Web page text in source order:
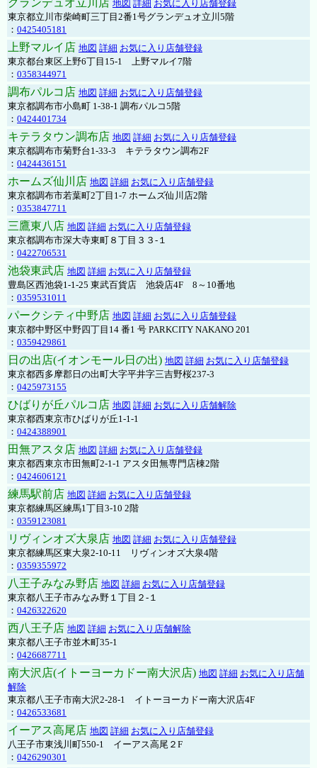
グランデュオ立川店 地図 詳細 お気に入り店舗登録
東京都立川市柴崎町三丁目2番1号グランデュオ立川5階
： 0425405181
上野マルイ店 地図 詳細 お気に入り店舗登録
東京都台東区上野6丁目15-1 上野マルイ7階
： 0358344971
調布パルコ店 地図 詳細 お気に入り店舗登録
東京都調布市小島町 1-38-1 調布パルコ5階
： 0424401734
キテラタウン調布店 地図 詳細 お気に入り店舗登録
東京都調布市菊野台1-33-3 キテラタウン調布2F
： 0424436151
ホームズ仙川店 地図 詳細 お気に入り店舗登録
東京都調布市若葉町2丁目1-7 ホームズ仙川店2階
： 0353847711
三鷹東八店 地図 詳細 お気に入り店舗登録
東京都調布市深大寺東町８丁目３３-１
： 0422706531
池袋東武店 地図 詳細 お気に入り店舗登録
豊島区西池袋1-1-25 東武百貨店 池袋店4F 8～10番地
： 0359531011
パークシティ中野店 地図 詳細 お気に入り店舗登録
東京都中野区中野四丁目14 番1 号 PARKCITY NAKANO 201
： 0359429861
日の出店(イオンモール日の出) 地図 詳細 お気に入り店舗登録
東京都西多摩郡日の出町大字平井字三吉野桜237-3
： 0425973155
ひばりが丘パルコ店 地図 詳細 お気に入り店舗解除
東京都西東京市ひばりが丘1-1-1
： 0424388901
田無アスタ店 地図 詳細 お気に入り店舗登録
東京都西東京市田無町2-1-1 アスタ田無専門店棟2階
： 0424606121
練馬駅前店 地図 詳細 お気に入り店舗登録
東京都練馬区練馬1丁目3-10 2階
： 0359123081
リヴィンオズ大泉店 地図 詳細 お気に入り店舗登録
東京都練馬区東大泉2-10-11 リヴィンオズ大泉4階
： 0359355972
八王子みなみ野店 地図 詳細 お気に入り店舗登録
東京都八王子市みなみ野１丁目２-１
： 0426322620
西八王子店 地図 詳細 お気に入り店舗解除
東京都八王子市並木町35-1
： 0426687711
南大沢店(イトーヨーカドー南大沢店) 地図 詳細 お気に入り店舗
解除
東京都八王子市南大沢2-28-1 イトーヨーカドー南大沢店4F
： 0426533681
イーアス高尾店 地図 詳細 お気に入り店舗登録
八王子市東浅川町550-1 イーアス高尾２F
： 0426290301